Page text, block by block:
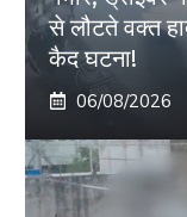
से लौटते वक्त
कैद घटना!
06/08/2026